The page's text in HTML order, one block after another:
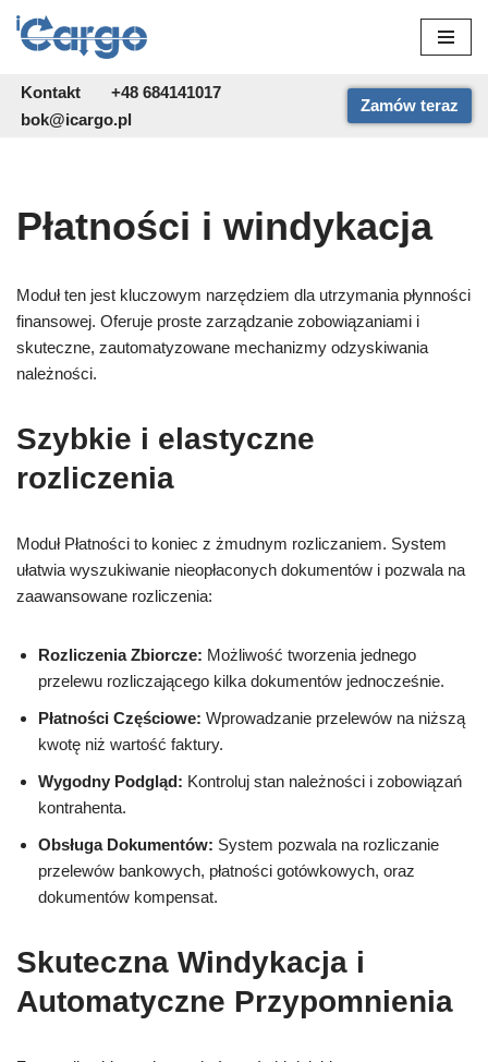
do
treści
Kontakt
+48 684141017
bok@icargo.pl
Zamów teraz
Płatności i windykacja
Moduł ten jest kluczowym narzędziem dla utrzymania płynności
finansowej. Oferuje proste zarządzanie zobowiązaniami i
skuteczne, zautomatyzowane mechanizmy odzyskiwania
należności.
Szybkie i elastyczne
rozliczenia
Moduł Płatności to koniec z żmudnym rozliczaniem. System
ułatwia wyszukiwanie nieopłaconych dokumentów i pozwala na
zaawansowane rozliczenia:
Rozliczenia Zbiorcze: Możliwość tworzenia jednego
przelewu rozliczającego kilka dokumentów jednocześnie.
Płatności Częściowe: Wprowadzanie przelewów na niższą
kwotę niż wartość faktury.
Wygodny Podgląd: Kontroluj stan należności i zobowiązań
kontrahenta.
Obsługa Dokumentów: System pozwala na rozliczanie
przelewów bankowych, płatności gotówkowych, oraz
dokumentów kompensat.
Skuteczna Windykacja i
Automatyczne Przypomnienia